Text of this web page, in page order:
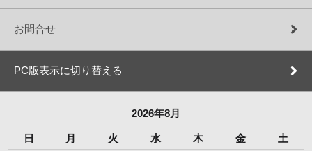
お問合せ
PC版表示に切り替える
2026年8月
日 月 火 水 木 金
土